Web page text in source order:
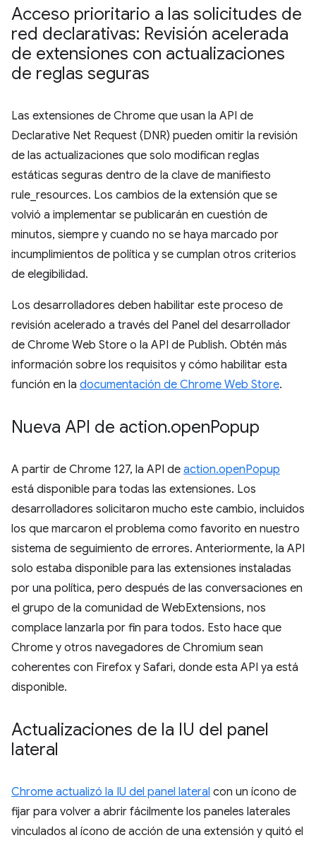
Acceso prioritario a las solicitudes de
red declarativas: Revisión acelerada
de extensiones con actualizaciones
de reglas seguras
Las extensiones de Chrome que usan la API de
Declarative Net Request (DNR) pueden omitir la revisión
de las actualizaciones que solo modifican reglas
estáticas seguras dentro de la clave de manifiesto
rule_resources. Los cambios de la extensión que se
volvió a implementar se publicarán en cuestión de
minutos, siempre y cuando no se haya marcado por
incumplimientos de política y se cumplan otros criterios
de elegibilidad.
Los desarrolladores deben habilitar este proceso de
revisión acelerado a través del Panel del desarrollador
de Chrome Web Store o la API de Publish. Obtén más
información sobre los requisitos y cómo habilitar esta
función en la documentación de Chrome Web Store.
Nueva API de action.openPopup
A partir de Chrome 127, la API de action.openPopup
está disponible para todas las extensiones. Los
desarrolladores solicitaron mucho este cambio, incluidos
los que marcaron el problema como favorito en nuestro
sistema de seguimiento de errores. Anteriormente, la API
solo estaba disponible para las extensiones instaladas
por una política, pero después de las conversaciones en
el grupo de la comunidad de WebExtensions, nos
complace lanzarla por fin para todos. Esto hace que
Chrome y otros navegadores de Chromium sean
coherentes con Firefox y Safari, donde esta API ya está
disponible.
Actualizaciones de la IU del panel
lateral
Chrome actualizó la IU del panel lateral con un ícono de
fijar para volver a abrir fácilmente los paneles laterales
vinculados al ícono de acción de una extensión y quitó el